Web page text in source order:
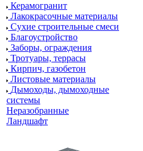
Керамогранит
Лакокрасочные материалы
Сухие строительные смеси
Благоустройство
Заборы, ограждения
Тротуары, террасы
Кирпич, газобетон
Листовые материалы
Дымоходы, дымоходные
системы
Неразобранные
Ландшафт